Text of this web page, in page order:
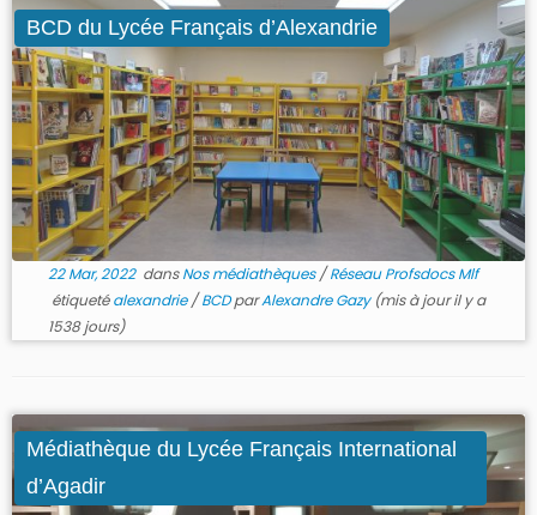
BCD du Lycée Français d’Alexandrie
22 Mar, 2022dansNos médiathèques/Réseau Profsdocs Mlf
étiquetéalexandrie/BCDparAlexandre Gazy(mis à jour il y a
1538 jours)
Médiathèque du Lycée Français International
d’Agadir